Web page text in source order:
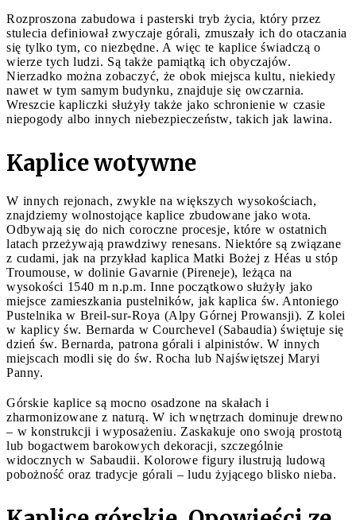
Rozproszona zabudowa i pasterski tryb życia, który przez
stulecia definiował zwyczaje górali, zmuszały ich do otaczania
się tylko tym, co niezbędne. A więc te kaplice świadczą o
wierze tych ludzi. Są także pamiątką ich obyczajów.
Nierzadko można zobaczyć, że obok miejsca kultu, niekiedy
nawet w tym samym budynku, znajduje się owczarnia.
Wreszcie kapliczki służyły także jako schronienie w czasie
niepogody albo innych niebezpieczeństw, takich jak lawina.
Kaplice wotywne
W innych rejonach, zwykle na większych wysokościach,
znajdziemy wolnostojące kaplice zbudowane jako wota.
Odbywają się do nich coroczne procesje, które w ostatnich
latach przeżywają prawdziwy renesans. Niektóre są związane
z cudami, jak na przykład kaplica Matki Bożej z Héas u stóp
Troumouse, w dolinie Gavarnie (Pireneje), leżąca na
wysokości 1540 m n.p.m. Inne początkowo służyły jako
miejsce zamieszkania pustelników, jak kaplica św. Antoniego
Pustelnika w Breil-sur-Roya (Alpy Górnej Prowansji). Z kolei
w kaplicy św. Bernarda w Courchevel (Sabaudia) świętuje się
dzień św. Bernarda, patrona górali i alpinistów. W innych
miejscach modli się do św. Rocha lub Najświętszej Maryi
Panny.
Górskie kaplice są mocno osadzone na skałach i
zharmonizowane z naturą. W ich wnętrzach dominuje drewno
– w konstrukcji i wyposażeniu. Zaskakuje ono swoją prostotą
lub bogactwem barokowych dekoracji, szczególnie
widocznych w Sabaudii. Kolorowe figury ilustrują ludową
pobożność oraz tradycje górali – ludu żyjącego blisko nieba.